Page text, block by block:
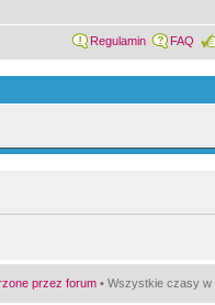
Regulamin FAQ
przez forum • Wszystkie czasy